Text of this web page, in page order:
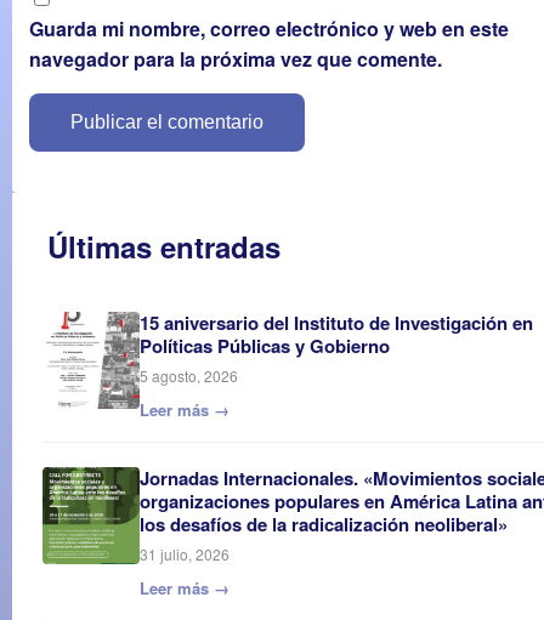
Guarda mi nombre, correo electrónico y web en este
navegador para la próxima vez que comente.
Últimas entradas
15 aniversario del Instituto de Investigación en
Políticas Públicas y Gobierno
5 agosto, 2026
Leer más →
Jornadas Internacionales. «Movimientos
organizaciones populares en América Latina
los desafíos de la radicalización neoliberal»
31 julio, 2026
Leer más →